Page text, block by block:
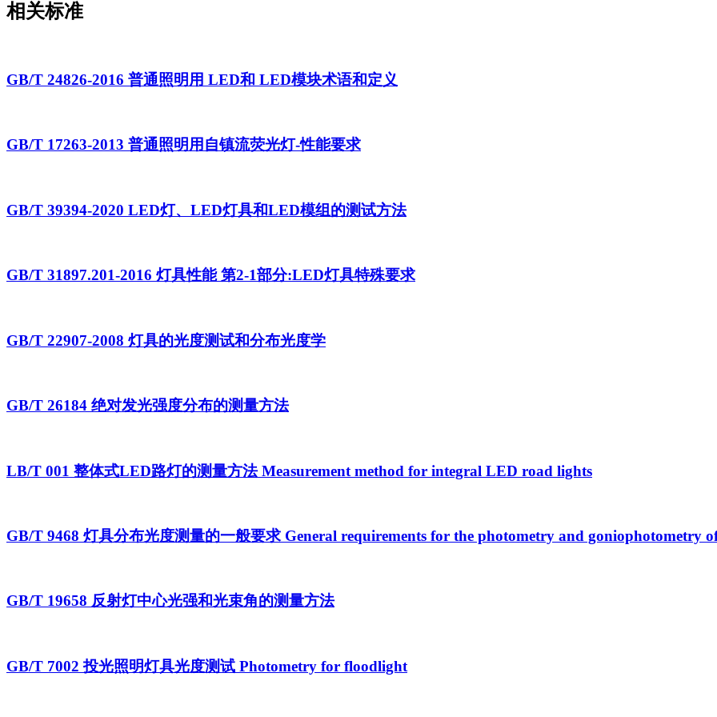
相关标准
GB/T 24826-2016 普通照明用 LED和 LED模块术语和定义
GB/T 17263-2013 普通照明用自镇流荧光灯-性能要求
GB/T 39394-2020 LED灯、LED灯具和LED模组的测试方法
GB/T 31897.201-2016 灯具性能 第2-1部分:LED灯具特殊要求
GB/T 22907-2008 灯具的光度测试和分布光度学
GB/T 26184 绝对发光强度分布的测量方法
LB/T 001 整体式LED路灯的测量方法 Measurement method for integral LED road lights
GB/T 9468 灯具分布光度测量的一般要求 General requirements for the photometry and goniophotometry
GB/T 19658 反射灯中心光强和光束角的测量方法
GB/T 7002 投光照明灯具光度测试 Photometry for floodlight